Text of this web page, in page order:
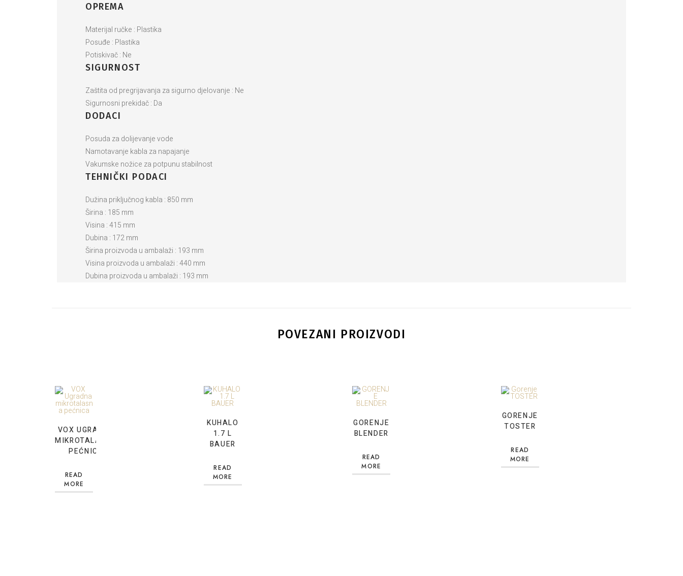
OPREMA
Materijal ručke : Plastika
Posuđe : Plastika
Potiskivač : Ne
SIGURNOST
Zaštita od pregrijavanja za sigurno djelovanje : Ne
Sigurnosni prekidač : Da
DODACI
Posuda za dolijevanje vode
Namotavanje kabla za napajanje
Vakumske nožice za potpunu stabilnost
TEHNIČKI PODACI
Dužina priključnog kabla : 850 mm
Širina : 185 mm
Visina : 415 mm
Dubina : 172 mm
Širina proizvoda u ambalaži : 193 mm
Visina proizvoda u ambalaži : 440 mm
Dubina proizvoda u ambalaži : 193 mm
POVEZANI PROIZVODI
VOX UGRADNA
MIKROTALASNA
PEĆNICA
READ
MORE
KUHALO
1.7 L
BAUER
READ
MORE
GORENJE
BLENDER
READ
MORE
GORENJE
TOSTER
READ
MORE